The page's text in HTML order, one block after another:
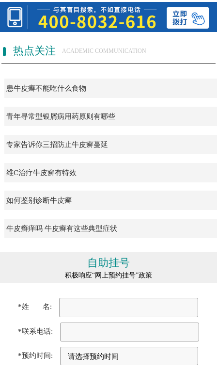
热点关注 ACADEMIC COMMUNICATION
患牛皮癣不能吃什么食物
青年寻常型银屑病用药原则有哪些
专家告诉你三招防止牛皮癣蔓延
维C治疗牛皮癣有特效
如何鉴别诊断牛皮癣
牛皮癣痒吗 牛皮癣有这些典型症状
自助挂号
积极响应“网上预约挂号”政策
*姓 名:
*联系电话:
*预约时间: